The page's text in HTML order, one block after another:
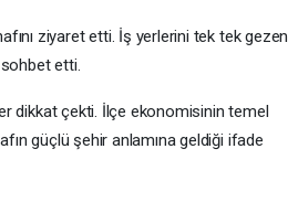
ziyaret etti. İş yerlerini tek tek gezen
etti.
dikkat çekti. İlçe ekonomisinin temel
güçlü şehir anlamına geldiği ifade